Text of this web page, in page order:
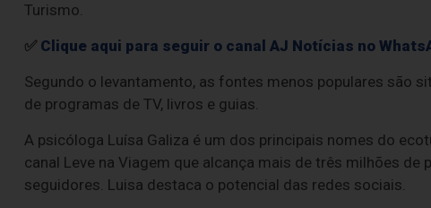
Turismo.
✅ Clique aqui para seguir o canal AJ Notícias no
Segundo o levantamento, as fontes menos populares são
de programas de TV, livros e guias.
A psicóloga Luísa Galiza é um dos principais nomes do
canal Leve na Viagem que alcança mais de três milhões
seguidores. Luisa destaca o potencial das redes sociais.